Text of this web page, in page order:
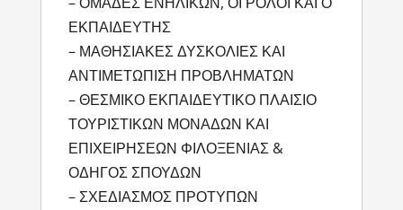
ΕΚΠΑΙΔΕΥΤΗΣ
– ΜΑΘΗΣΙΑΚΕΣ ΔΥΣΚΟΛΙΕΣ ΚΑΙ
ΑΝΤΙΜΕΤΩΠΙΣΗ ΠΡΟΒΛΗΜΑΤΩΝ
– ΘΕΣΜΙΚΟ ΕΚΠΑΙΔΕΥΤΙΚΟ ΠΛΑΙΣΙΟ
ΤΟΥΡΙΣΤΙΚΩΝ ΜΟΝΑΔΩΝ ΚΑΙ
ΕΠΙΧΕΙΡΗΣΕΩΝ ΦΙΛΟΞΕΝΙΑΣ &
ΟΔΗΓΟΣ ΣΠΟΥΔΩΝ
– ΣΧΕΔΙΑΣΜΟΣ ΠΡΟΤΥΠΩΝ